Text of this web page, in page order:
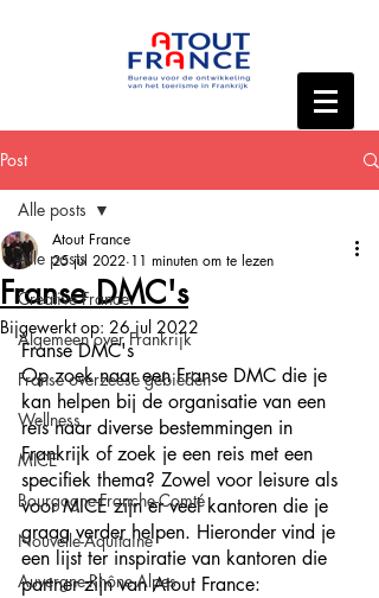
Post
Alle posts
Creative France
Algemeen over Frankrijk
Franse overzeese gebieden
Wellness
MICE
Bourgogne-Franche-Comté
Nouvelle-Aquitaine
Auvergne-Rhône-Alpes
Alle posts
Franse DMC's
Atout France
25 jul 2022 11 minuten om te lezen
Bijgewerkt op: 26 jul 2022
Franse DMC's
Op zoek naar een Franse DMC die je
kan helpen bij de organisatie van een
reis naar diverse bestemmingen in
Frankrijk of zoek je een reis met een
specifiek thema? Zowel voor leisure als
voor MICE zijn er veel kantoren die je
graag verder helpen. Hieronder vind je
een lijst ter inspiratie van kantoren die
partner zijn van Atout France: